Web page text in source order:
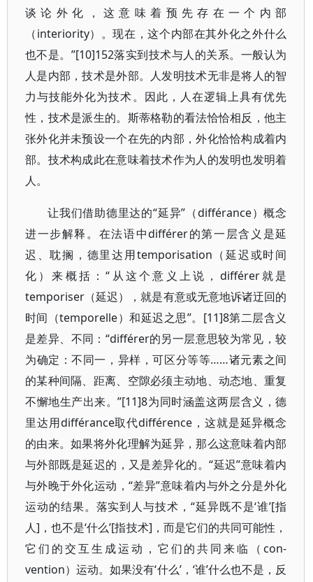
谈论外化，这意味着预先存在一个内部
（interiority）。现在，这个内部在其外化之外什么
也不是。”[10]152落实到技术与人的关系。一般认为
人是内部，技术是外部。人发明技术无非是将人的智
力与技能外化为技术。因此，人在逻辑上具有优先
性，技术是派生的。斯蒂格勒的看法恰恰相反，他主
张外化并未预设一个在先的内部，外化恰恰构成着内
部。技术构成此在意味着技术作为人的发明也发明着
人。
让我们借助德里达的“延异”（différance）概念
进一步解释。在法语中différer的第一层含义是延
迟、耽搁，德里达用temporisation（延迟或时间
化）来概括：“从这个意义上说，différer就是
temporiser（延迟），就是有意或无意地诉诸迂回的
时间（temporelle）和延迟之思”。[11]8第二层含义
是差异、不同：“différer的另一层意思较为常见，较
为确定：不同一，异样，可区分等等……诸元素之间
的某种间隔、距离、空隙必须主动地、动态地、重复
不懈地生产出来。”[11]8为同时涵盖这两层含义，德
里达用différance取代différence，这就是延异概念
的由来。如果将外化理解为延异，那么这意味着内部
与外部既是延迟的，又是差异化的。“延迟”意味着内
与外晚于外化运动，“差异”意味着内与外之分是外化
运动的结果。落实到人与技术，“延异既不是‘谁’[指
人]，也不是‘什么’[指技术]，而是它们的共同可能性，
它们的交互生成运动，它们的共同来临（con-
vention）运动。如果没有‘什么’，‘谁’什么也不是，反